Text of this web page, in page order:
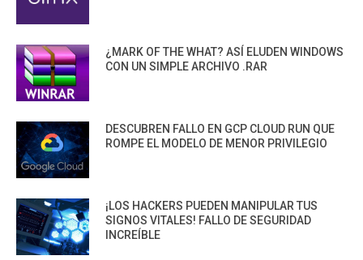
¿MARK OF THE WHAT? ASÍ ELUDEN WINDOWS
CON UN SIMPLE ARCHIVO .RAR
DESCUBREN FALLO EN GCP CLOUD RUN QUE
ROMPE EL MODELO DE MENOR PRIVILEGIO
¡LOS HACKERS PUEDEN MANIPULAR TUS
SIGNOS VITALES! FALLO DE SEGURIDAD
INCREÍBLE